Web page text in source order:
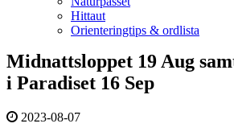
Hittaut
Orienteringtips & ordlista
Midnattsloppet 19 Aug
i Paradiset 16 Sep
2023-08-07